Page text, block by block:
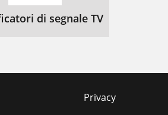
di segnale TV
Privacy